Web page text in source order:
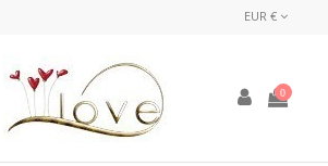
EUR €
0